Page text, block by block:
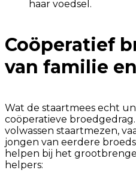
haar voedsel.
Coöperatief
van familie
Wat de staartmees echt
coöperatieve
volwassen staartmezen,
jongen van eerdere
helpen bij het
helpers: